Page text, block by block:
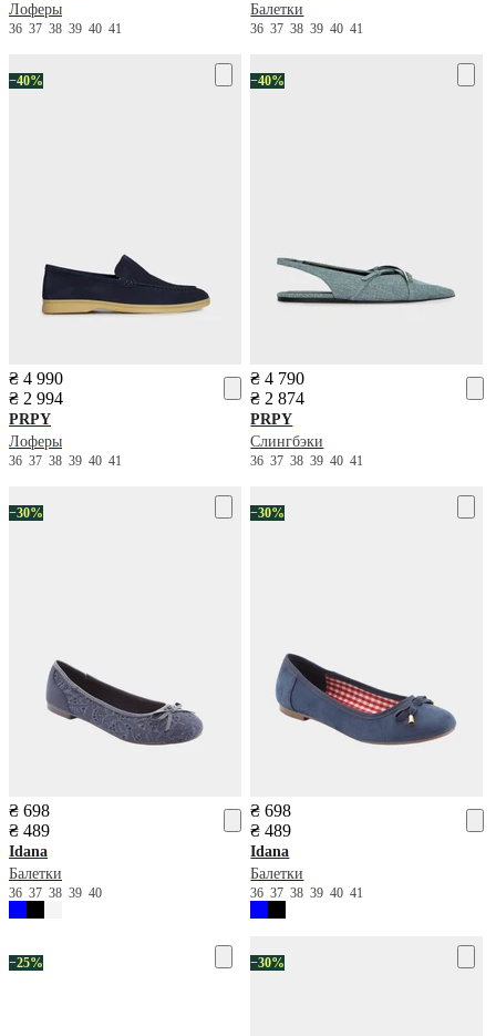
Лоферы
36 37 38 39 40 41
Балетки
363738394041
−40%
₴ 4 990
₴ 2 994
PRPY
Лоферы
36 37 38 39 40 41
−40%
₴ 4 790
₴ 2 874
PRPY
Слингбэки
363738394041
−30%
₴ 698
₴ 489
Idana
Балетки
36 37 38 39 40
−30%
₴ 698
₴ 489
Idana
Балетки
363738394041
−25% −30%